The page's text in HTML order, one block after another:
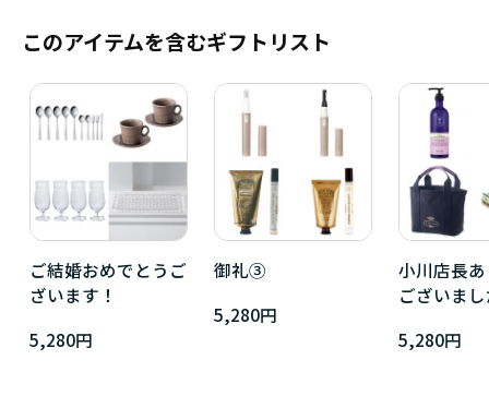
このアイテムを含むギフトリスト
ご結婚おめでとうご
ざいます！
5,280円
御礼③
5,280円
小川店長
ございま
5,280円